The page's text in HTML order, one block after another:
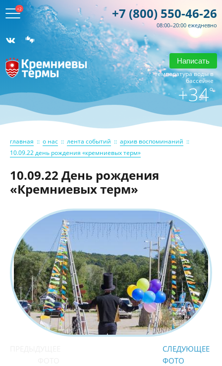
+2 +7 (800) 550-46-26
08:00–20:00 ежедневно
Написать
температура воды в
бассейне
+34°
главная :: о нас :: лента событий :: архив воспоминаний ::
10.09.22 день рождения «кремниевых терм»
10.09.22 День рождения
«Кремниевых терм»
СЛЕДУЮЩЕЕ
ФОТО